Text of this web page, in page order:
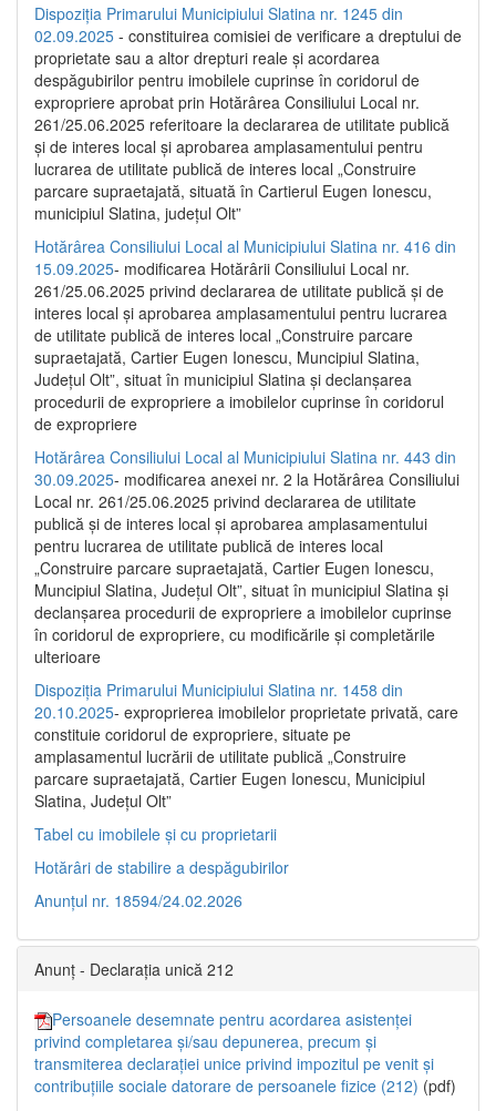
Dispoziția Primarului Municipiului Slatina nr. 1245 din
02.09.2025 - constituirea comisiei de verificare a dreptului de
proprietate sau a altor drepturi reale și acordarea
despăgubirilor pentru imobilele cuprinse în coridorul de
expropriere aprobat prin Hotărârea Consiliului Local nr.
261/25.06.2025 referitoare la declararea de utilitate publică
și de interes local și aprobarea amplasamentului pentru
lucrarea de utilitate publică de interes local „Construire
parcare supraetajată, situată în Cartierul Eugen Ionescu,
municipiul Slatina, județul Olt”
Hotărârea Consiliului Local al Municipiului Slatina nr. 416 din
15.09.2025- modificarea Hotărârii Consiliului Local nr.
261/25.06.2025 privind declararea de utilitate publică și de
interes local și aprobarea amplasamentului pentru lucrarea
de utilitate publică de interes local „Construire parcare
supraetajată, Cartier Eugen Ionescu, Muncipiul Slatina,
Județul Olt”, situat în municipiul Slatina și declanșarea
procedurii de expropriere a imobilelor cuprinse în coridorul
de expropriere
Hotărârea Consiliului Local al Municipiului Slatina nr. 443 din
30.09.2025- modificarea anexei nr. 2 la Hotărârea Consiliului
Local nr. 261/25.06.2025 privind declararea de utilitate
publică şi de interes local şi aprobarea amplasamentului
pentru lucrarea de utilitate publică de interes local
„Construire parcare supraetajată, Cartier Eugen Ionescu,
Muncipiul Slatina, Judeţul Olt”, situat în municipiul Slatina şi
declanşarea procedurii de expropriere a imobilelor cuprinse
în coridorul de expropriere, cu modificările şi completările
ulterioare
Dispoziția Primarului Municipiului Slatina nr. 1458 din
20.10.2025- exproprierea imobilelor proprietate privată, care
constituie coridorul de expropriere, situate pe
amplasamentul lucrării de utilitate publică „Construire
parcare supraetajată, Cartier Eugen Ionescu, Municipiul
Slatina, Județul Olt”
Tabel cu imobilele și cu proprietarii
Hotărâri de stabilire a despăgubirilor
Anunțul nr. 18594/24.02.2026
Anunț - Declarația unică 212
Persoanele desemnate pentru acordarea asistenței
privind completarea și/sau depunerea, precum și
transmiterea declarației unice privind impozitul pe venit și
contribuțiile sociale datorare de persoanele fizice (212) (pdf)